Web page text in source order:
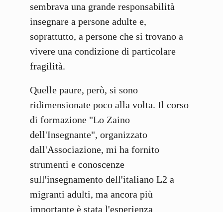
sembrava una grande responsabilità
insegnare a persone adulte e,
soprattutto, a persone che si trovano a
vivere una condizione di particolare
fragilità.
Quelle paure, però, si sono
ridimensionate poco alla volta. Il corso
di formazione "Lo Zaino
dell'Insegnante", organizzato
dall'Associazione, mi ha fornito
strumenti e conoscenze
sull'insegnamento dell'italiano L2 a
migranti adulti, ma ancora più
importante è stata l'esperienza